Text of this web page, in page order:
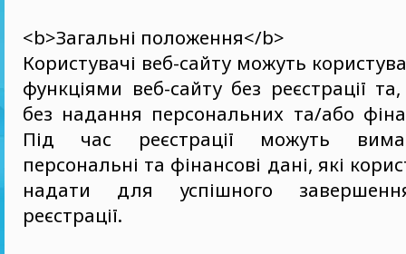
<b>Загальні положення</b>
Користувачі веб-сайту можуть
функціями веб-сайту без реєстрації
без надання персональних та/або
Під час реєстрації можуть
персональні та фінансові дані, які
надати для успішного
реєстрації.